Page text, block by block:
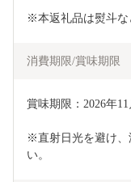
※本返礼品は熨斗な
消費期限/賞味期限
賞味期限：2026年
※直射日光を避け、
い。